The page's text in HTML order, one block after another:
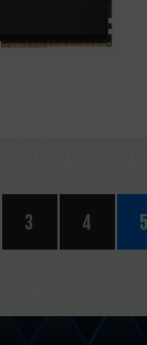
3 4 5